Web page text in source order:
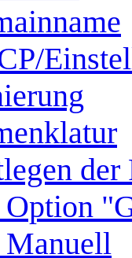
Option
Manuell